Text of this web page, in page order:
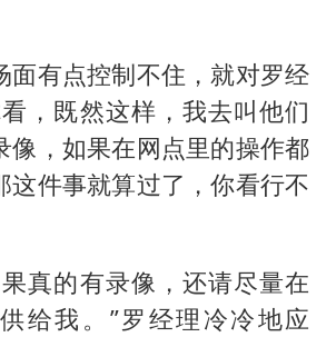
面有点控制不住，就对罗经
，既然这样，我去叫他们
像，如果在网点里的操作都
这件事就算过了，你看行不
真的有录像，还请尽量在
给我。”罗经理冷冷地应